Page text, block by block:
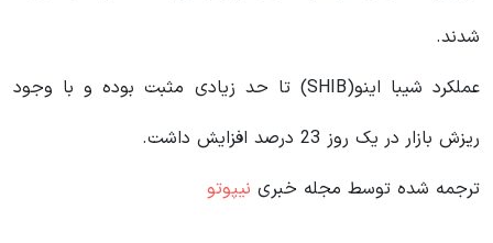
شدند.
عملکرد شیبا اینو(SHIB) تا حد زیادی مثبت بوده و با وجود
ریزش بازار در یک روز 23 درصد افزایش داشت.
ترجمه شده توسط مجله خبری نیپوتو